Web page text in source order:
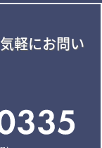
軽にお問い